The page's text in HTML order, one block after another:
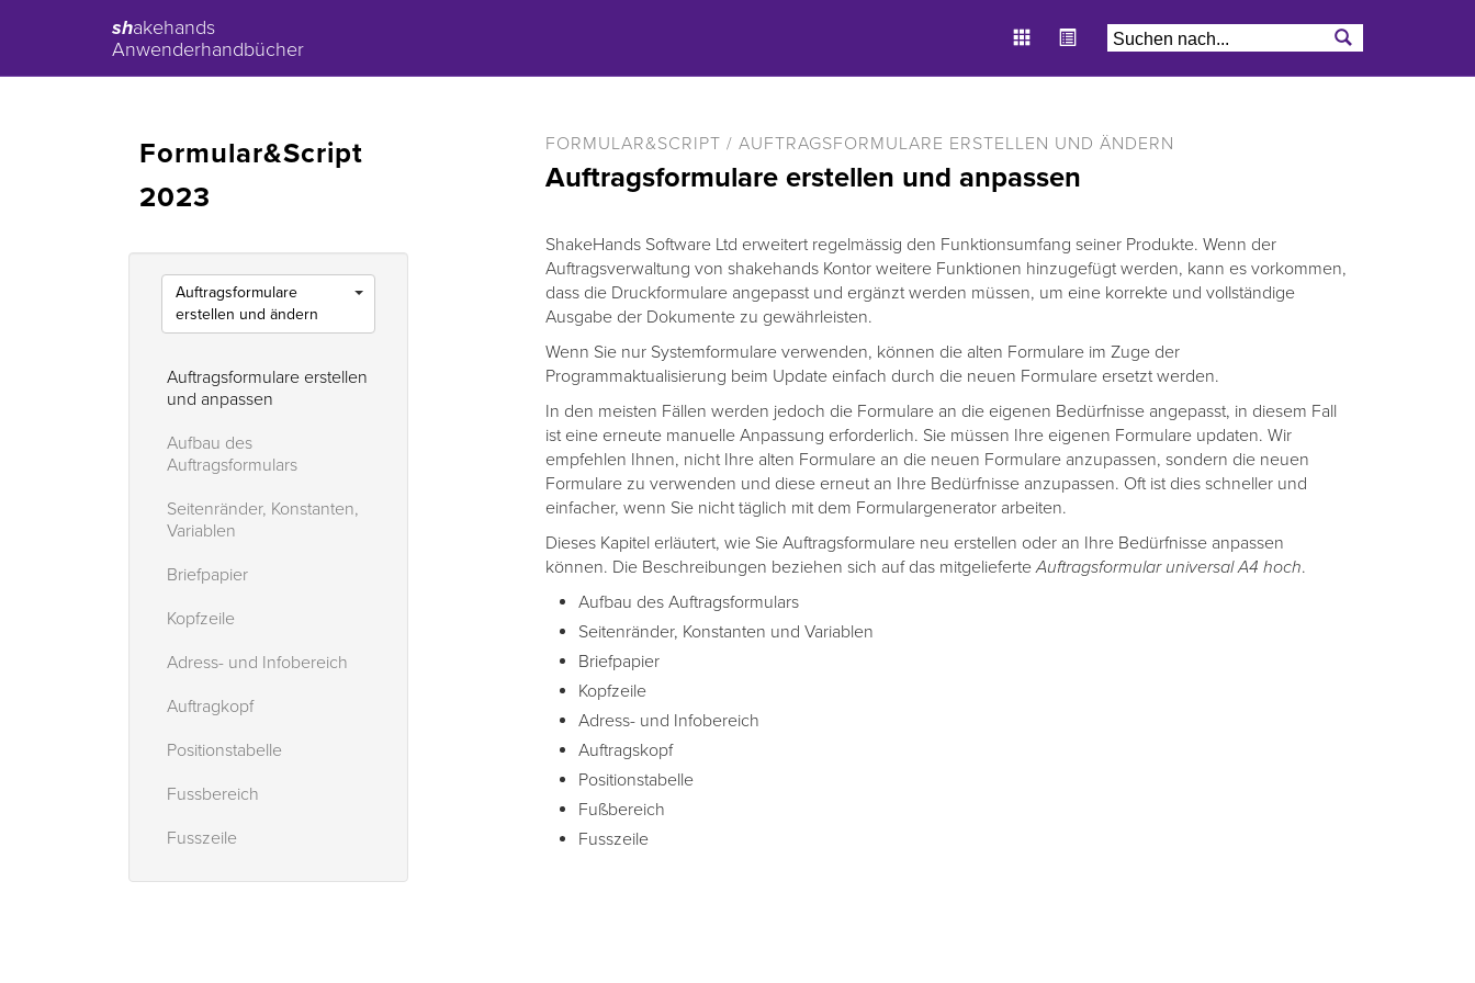
shakehands
Anwenderhandbücher
Formular&Script
2023
Auftragsformulare
erstellen und ändern
Auftragsformulare erstellen
und anpassen
Aufbau des
Auftragsformulars
Seitenränder, Konstanten,
Variablen
Briefpapier
Kopfzeile
Adress- und Infobereich
Auftragkopf
Positionstabelle
Fussbereich
Fusszeile
FORMULAR&SCRIPT / AUFTRAGSFORMULARE ERSTELLEN UND ÄNDERN
Auftragsformulare erstellen und anpassen
ShakeHands Software Ltd erweitert regelmässig den Funktionsumfang seiner Produkte. Wenn der
Auftragsverwaltung von shakehands Kontor weitere Funktionen hinzugefügt werden, kann es vorkommen,
dass die Druckformulare angepasst und ergänzt werden müssen, um eine korrekte und vollständige
Ausgabe der Dokumente zu gewährleisten.
Wenn Sie nur Systemformulare verwenden, können die alten Formulare im Zuge der
Programmaktualisierung beim Update einfach durch die neuen Formulare ersetzt werden.
In den meisten Fällen werden jedoch die Formulare an die eigenen Bedürfnisse angepasst, in diesem Fall
ist eine erneute manuelle Anpassung erforderlich. Sie müssen Ihre eigenen Formulare updaten. Wir
empfehlen Ihnen, nicht Ihre alten Formulare an die neuen Formulare anzupassen, sondern die neuen
Formulare zu verwenden und diese erneut an Ihre Bedürfnisse anzupassen. Oft ist dies schneller und
einfacher, wenn Sie nicht täglich mit dem Formulargenerator arbeiten.
Dieses Kapitel erläutert, wie Sie Auftragsformulare neu erstellen oder an Ihre Bedürfnisse anpassen
können. Die Beschreibungen beziehen sich auf das mitgelieferteAuftragsformular universal A4 hoch.
Aufbau des Auftragsformulars
Seitenränder, Konstanten und Variablen
Briefpapier
Kopfzeile
Adress- und Infobereich
Auftragskopf
Positionstabelle
Fußbereich
Fusszeile